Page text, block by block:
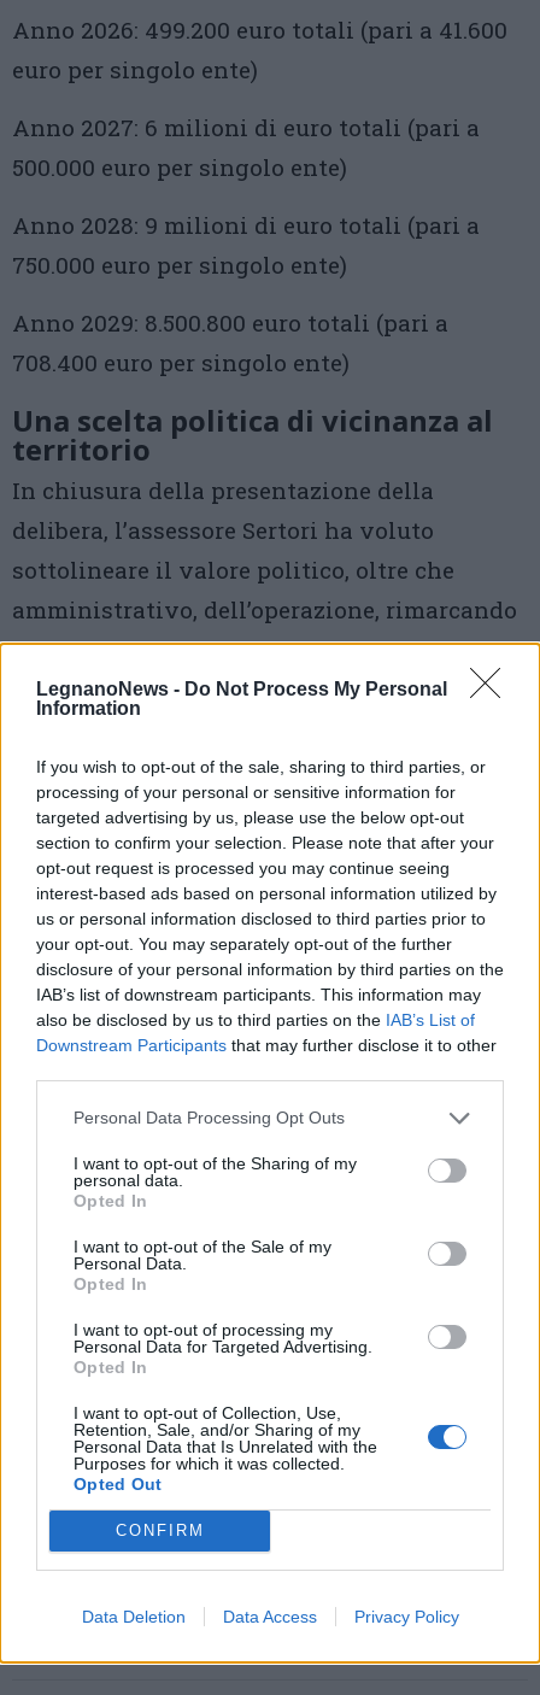
LegnanoNews - Do Not Process My Personal
Information
If you wish to opt-out of the sale, sharing to third parties, or
processing of your personal or sensitive information for
targeted advertising by us, please use the below opt-out
section to confirm your selection. Please note that after your
opt-out request is processed you may continue seeing
interest-based ads based on personal information utilized by
us or personal information disclosed to third parties prior to
your opt-out. You may separately opt-out of the further
disclosure of your personal information by third parties on the
IAB’s list of downstream participants. This information may
also be disclosed by us to third parties on the IAB’s List of
Downstream Participants that may further disclose it to other
Personal Data Processing Opt Outs
I want to opt-out of the Sharing of my
personal data.
Opted In
I want to opt-out of the Sale of my
Personal Data.
Opted In
I want to opt-out of processing my
Personal Data for Targeted Advertising.
Opted In
I want to opt-out of Collection, Use,
Retention, Sale, and/or Sharing of my
Personal Data that Is Unrelated with the
Purposes for which it was collected.
Opted Out
CONFIRM
Data Deletion Data Access Privacy Policy
Anno 2026: 499.200 euro totali (pari a 41.600
euro per singolo ente)
Anno 2027: 6 milioni di euro totali (pari a
500.000 euro per singolo ente)
Anno 2028: 9 milioni di euro totali (pari a
750.000 euro per singolo ente)
Anno 2029: 8.500.800 euro totali (pari a
708.400 euro per singolo ente)
Una scelta politica di vicinanza al
territorio
In chiusura della presentazione della
delibera, l’assessore Sertori ha voluto
sottolineare il valore politico, oltre che
amministrativo, dell’operazione, rimarcando
il ruolo insostituibile dell’ente intermedio
nel sistema delle autonomie locali.
l’assessore alla partita – è da sempre vicina
alle Province e a Città metropolitana.
Abbiamo sempre cercato di sostenerne le
funzioni trasferendo le risorse che la riforma
istituzionale aveva loro sottratto. Riteniamo
che l’ente territoriale Provincia, con le
proprie funzioni di area vasta, sia
fondamentale per essere vicina alle
comunità locali».
Via Confalonieri, 5
Tutti gli eventi
diagosto
Redazione
info@legnanonews.com
Noi della redazione di LegnanoNews abbiamo a cuore
l'informazione del nostro territorio e cerchiamo di essere
sempre in prima linea per informarvi in modo puntuale.